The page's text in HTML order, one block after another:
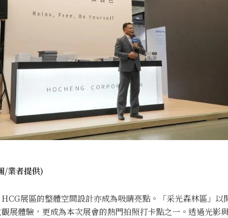
/業者提供)
展區的整體空間設計亦成為吸睛亮點。「采光森林區」以
展體驗，更成為本次展會的熱門拍照打卡點之一。透過光影